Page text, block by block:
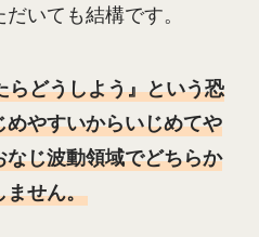
いても結構です。
らどうしよう』という恐
やすいからいじめてや
じ波動領域でどちらか
ません。